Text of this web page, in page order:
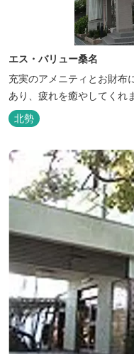
エス・バリュー桑名
充実のアメニティとお財布
あり、疲れを癒やしてくれ
北勢